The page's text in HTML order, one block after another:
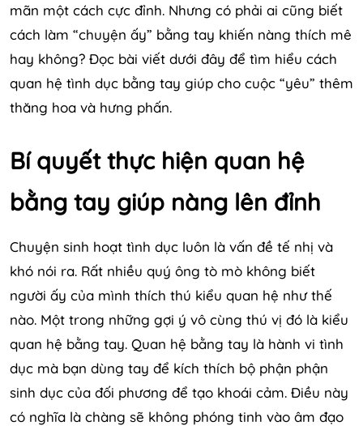
mãn một cách cực đỉnh. Nhưng có phải ai cũng biết
cách làm “chuyện ấy” bằng tay khiến nàng thích mê
hay không? Đọc bài viết dưới đây để tìm hiểu cách
quan hệ tình dục bằng tay giúp cho cuộc “yêu” thêm
thăng hoa và hưng phấn.
Bí quyết thực hiện quan hệ
bằng tay giúp nàng lên đỉnh
Chuyện sinh hoạt tình dục luôn là vấn đề tế nhị và
khó nói ra. Rất nhiều quý ông tò mò không biết
người ấy của mình thích thú kiểu quan hệ như thế
nào. Một trong những gợi ý vô cùng thú vị đó là kiểu
quan hệ bằng tay. Quan hệ bằng tay là hành vi tình
dục mà bạn dùng tay để kích thích bộ phận phận
sinh dục của đối phương để tạo khoái cảm. Điều này
có nghĩa là chàng sẽ không phóng tinh vào âm đạo